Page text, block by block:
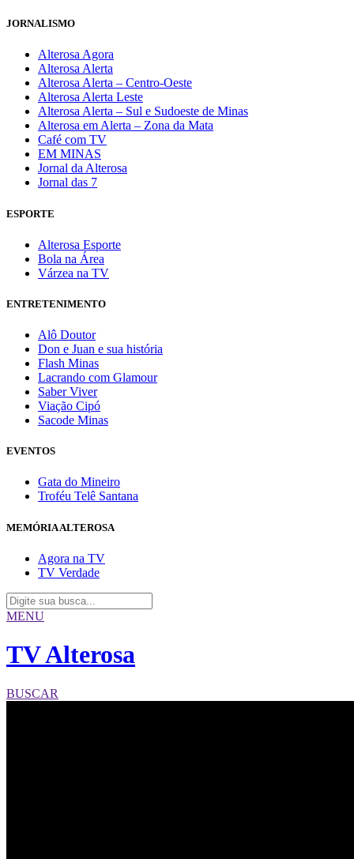
JORNALISMO
Alterosa Agora
Alterosa Alerta
Alterosa Alerta – Centro-Oeste
Alterosa Alerta Leste
Alterosa Alerta – Sul e Sudoeste de Minas
Alterosa em Alerta – Zona da Mata
Café com TV
EM MINAS
Jornal da Alterosa
Jornal das 7
ESPORTE
Alterosa Esporte
Bola na Área
Várzea na TV
ENTRETENIMENTO
Alô Doutor
Don e Juan e sua história
Flash Minas
Lacrando com Glamour
Saber Viver
Viação Cipó
Sacode Minas
EVENTOS
Gata do Mineiro
Troféu Telê Santana
MEMÓRIA ALTEROSA
Agora na TV
TV Verdade
MENU
TV Alterosa
BUSCAR